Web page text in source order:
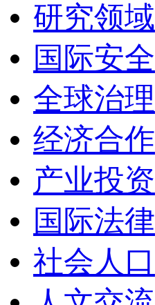
研究领域
国际安全
全球治理
经济合作
产业投资
国际法律
社会人口